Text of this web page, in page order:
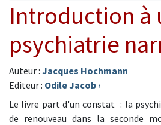
Introduction à
psychiatrie
Auteur : Jacques Hochmann
Editeur : Odile Jacob ›
Le livre part d'un constat : la
de renouveau dans la seconde